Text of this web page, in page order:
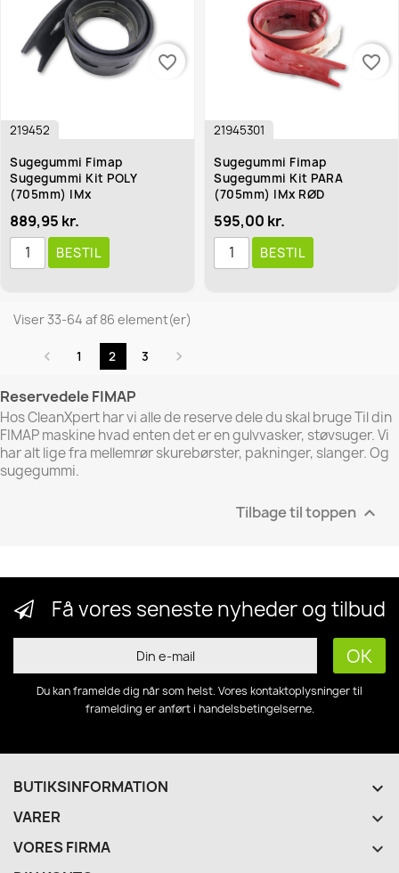
219452
Sugegummi Fimap
Sugegummi Kit POLY
(705mm) IMx
889,95 kr.
BESTIL
favorite_border
21945301
Sugegummi Fimap
Sugegummi Kit PARA
(705mm) IMx RØD
595,00 kr.
BESTIL
favorite_border
Viser 33-64 af 86 element(er)
 1 2 3 
Reservedele FIMAP
Hos CleanXpert har vi alle de reserve dele du skal bruge Til din
FIMAP maskine hvad enten det er en gulvvasker, støvsuger. Vi
har alt lige fra mellemrør skurebørster, pakninger, slanger. Og
sugegummi.
Tilbage til toppen 
Få vores seneste nyheder og tilbud
Du kan framelde dig når som helst. Vores kontaktoplysninger til
framelding er anført i handelsbetingelserne.
BUTIKSINFORMATION keyboard_arrow_down
VARER 
VORES FIRMA 